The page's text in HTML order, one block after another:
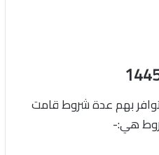
بهم عدة شروط قامت
هي:-